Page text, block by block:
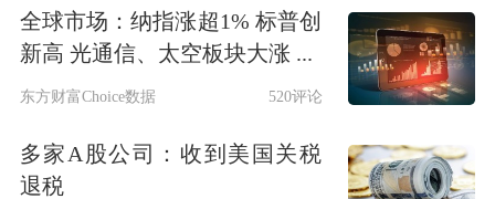
批交通、水利、能源等项目，很多资产
正在产生持续性收益，既为经济高质量
要来源。
全球市场：纳指涨超1% 标普创
新高 光通信、太空板块大涨 ...
东方财富Choice数据 520评论
多家A股公司：收到美国关税
退税